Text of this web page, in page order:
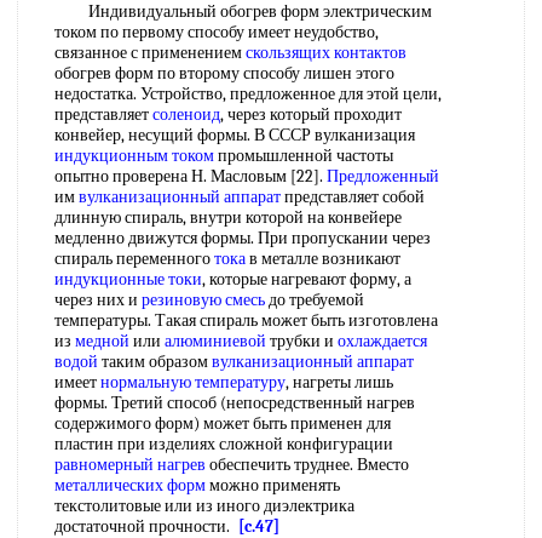
Индивидуальный обогрев форм электрическим
током по первому способу имеет неудобство,
связанное с применениемскользящих контактов
обогрев форм по второму способу лишен этого
недостатка. Устройство, предложенное для этой цели,
представляетсоленоид, через который проходит
конвейер, несущий формы. В СССР вулканизация
индукционным токомпромышленной частоты
опытно проверена Н. Масловым [22]. Предложенный
имвулканизационный аппаратпредставляет собой
длинную спираль, внутри которой на конвейере
медленно движутся формы. При пропускании через
спираль переменноготокав металле возникают
индукционные токи, которые нагревают форму, а
через них и резиновую смесьдо требуемой
температуры. Такая спираль может быть изготовлена
из медной или алюминиевой трубки и охлаждается
водой таким образомвулканизационный аппарат
имеетнормальную температуру, нагреты лишь
формы. Третий способ (непосредственный нагрев
содержимого форм) может быть применен для
пластин при изделиях сложной конфигурации
равномерный нагрев обеспечить труднее. Вместо
металлических формможно применять
текстолитовые или из иного диэлектрика
достаточной прочности.
[c.47]